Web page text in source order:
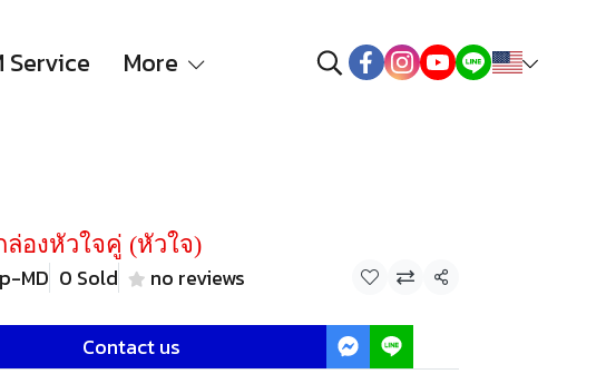
Service More
ล่องหัวใจคู่ (หัวใจ)
MD 0 Sold no reviews Share
Contact us